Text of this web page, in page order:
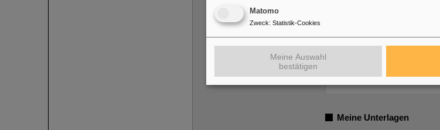
Meine Unterlagen
Matomo
Zweck: Statistik-Cookies
Meine Auswahl
bestätigen